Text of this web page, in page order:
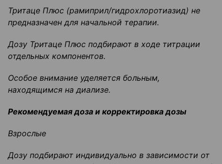
Тритаце Плюс (рамиприл/гидрохлоротиазид) не
предназначен для начальной терапии.
Дозу Тритаце Плюс подбирают в ходе титрации
отдельных компонентов.
Особое внимание уделяется больным,
находящимся на диализе.
Рекомендуемая доза и корректировка дозы
Взрослые
Дозу подбирают индивидуально в зависимости от